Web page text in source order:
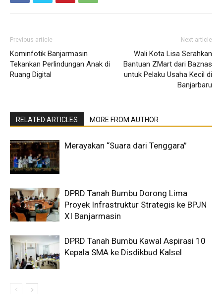
Previous article
Kominfotik Banjarmasin
Tekankan Perlindungan Anak di
Ruang Digital
Next article
Wali Kota Lisa Serahkan
Bantuan ZMart dari Baznas
untuk Pelaku Usaha Kecil di
Banjarbaru
RELATED ARTICLES MORE FROM AUTHOR
Merayakan “Suara dari Tenggara”
DPRD Tanah Bumbu Dorong Lima
Proyek Infrastruktur Strategis ke BPJN
XI Banjarmasin
DPRD Tanah Bumbu Kawal Aspirasi 10
Kepala SMA ke Disdikbud Kalsel